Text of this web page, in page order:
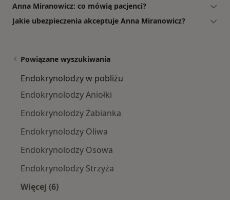
Anna Miranowicz: co mówią pacjenci?
Jakie ubezpieczenia akceptuje Anna Miranowicz?
Powiązane wyszukiwania
Endokrynolodzy w pobliżu
Endokrynolodzy Aniołki
Endokrynolodzy Żabianka
Endokrynolodzy Oliwa
Endokrynolodzy Osowa
Endokrynolodzy Strzyża
Więcej (6)